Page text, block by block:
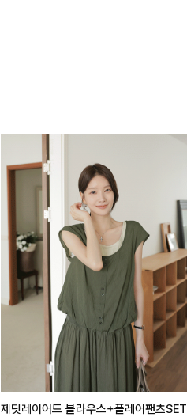
제딧레이어드 블라우스+플레어팬츠SET